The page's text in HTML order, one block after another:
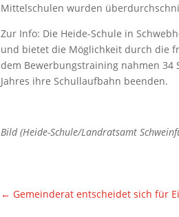
Mittelschulen wurden
Zur Info: Die Heide-Schule in
und bietet die Möglichkeit durch die
dem Bewerbungstraining nahmen 34
Jahres ihre Schullaufbahn beenden.
Bild (Heide-Schule/Landratsamt
←Gemeinderat entscheidet sich für